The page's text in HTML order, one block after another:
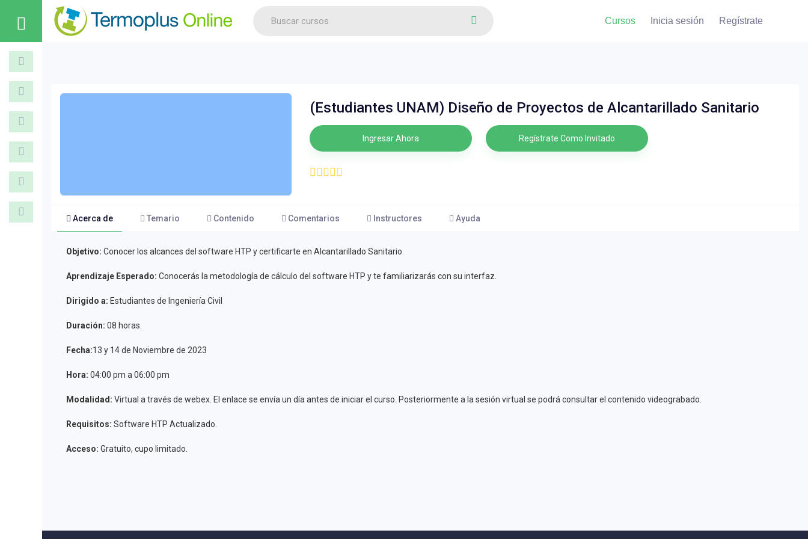
Cursos Inicia sesión Regístrate
(Estudiantes UNAM) Diseño de Proyectos de Alcantarillado Sanitario
Ingresar Ahora Regístrate Como Invitado
Acerca de Temario Contenido Comentarios Instructores Ayuda
Objetivo: Conocer los alcances del software HTP y certificarte en Alcantarillado Sanitario.
Aprendizaje Esperado: Conocerás la metodología de cálculo del software HTP y te familiarizarás con su interfaz.
Dirigido a: Estudiantes de Ingeniería Civil
Duración: 08 horas.
Fecha:13 y 14 de Noviembre de 2023
Hora: 04:00 pm a 06:00 pm
Modalidad: Virtual a través de webex. El enlace se envía un día antes de iniciar el curso. Posteriormente a la sesión virtual se podrá consultar el contenido videograbado.
Requisitos: Software HTP Actualizado.
Acceso: Gratuito, cupo limitado.